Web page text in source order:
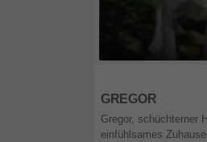
GREGOR
Gregor, schüchterner
einfühlsames